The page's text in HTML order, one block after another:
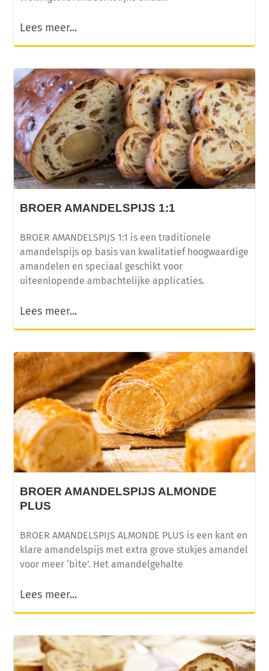
Lees meer...
BROER AMANDELSPIJS 1:1
BROER AMANDELSPIJS 1:1 is een traditionele
amandelspijs op basis van kwalitatief hoogwaardige
amandelen en speciaal geschikt voor
uiteenlopende ambachtelijke applicaties.
Lees meer...
BROER AMANDELSPIJS ALMONDE
PLUS
BROER AMANDELSPIJS ALMONDE PLUS is een kant en
klare amandelspijs met extra grove stukjes amandel
voor meer ‘bite’. Het amandelgehalte
Lees meer...